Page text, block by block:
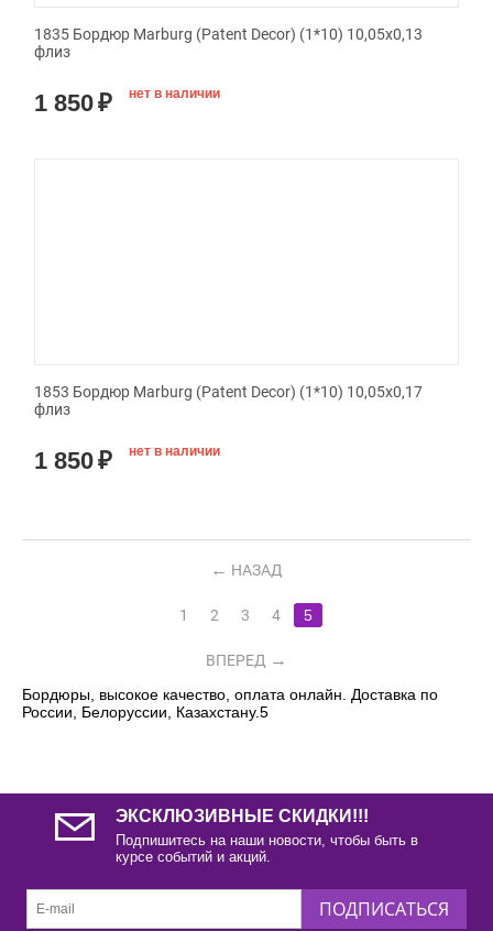
1835 Бордюр Marburg (Patent Decor) (1*10) 10,05х0,13
флиз
1 850₽ нет в наличии
1853 Бордюр Marburg (Patent Decor) (1*10) 10,05х0,17
флиз
1 850₽ нет в наличии
НАЗАД
1 2 3 4 5
ВПЕРЕД
Бордюры, высокое качество, оплата онлайн. Доставка по
России, Белоруссии, Казахстану.5
ЭКСКЛЮЗИВНЫЕ СКИДКИ!!!
Подпишитесь на наши новости, чтобы быть в
курсе событий и акций.
ПОДПИСАТЬСЯ